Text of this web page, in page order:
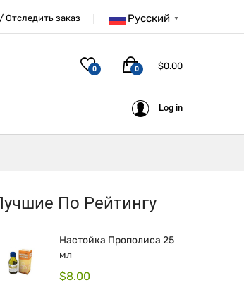
Русский ▼
Отследить заказ
0 $0.00
0
Log in
По Рейтингу
Настойка Прополиса 25
мл
$8.00